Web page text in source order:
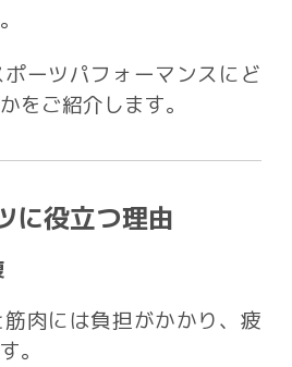
ーツパフォーマンスにど
をご紹介します。
に役立つ理由
肉には負担がかかり、疲
。